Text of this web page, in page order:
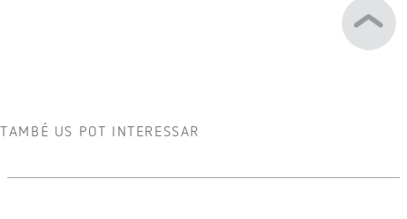
TAMBÉ US POT INTERESSAR